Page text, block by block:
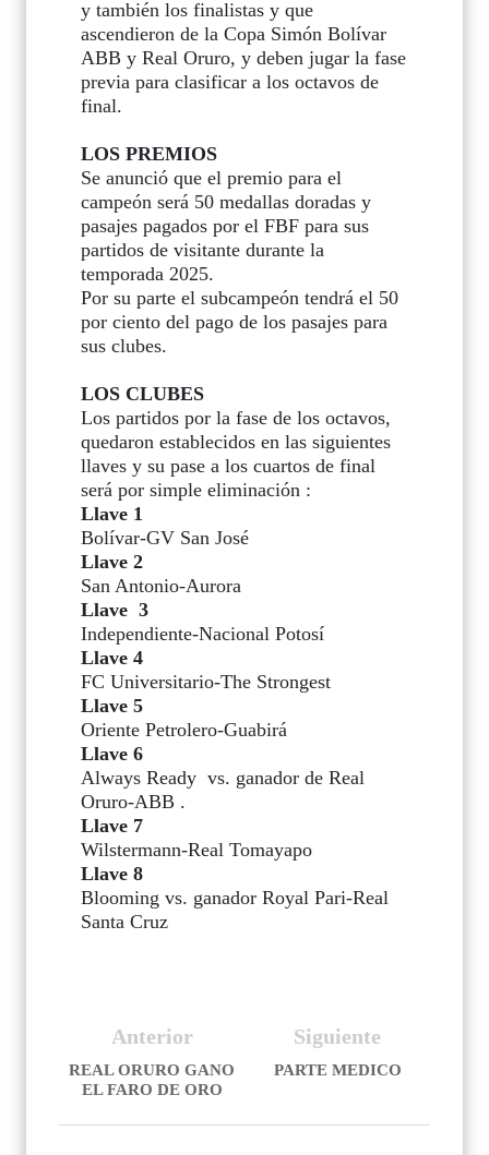
y también los finalistas y que
ascendieron de la Copa Simón Bolívar
ABB y Real Oruro, y deben jugar la fase
previa para clasificar a los octavos de
final.
LOS PREMIOS
Se anunció que el premio para el
campeón será 50 medallas doradas y
pasajes pagados por el FBF para sus
partidos de visitante durante la
temporada 2025.
Por su parte el subcampeón tendrá el 50
por ciento del pago de los pasajes para
sus clubes.
LOS CLUBES
Los partidos por la fase de los octavos,
quedaron establecidos en las siguientes
llaves y su pase a los cuartos de final
será por simple eliminación :
Llave 1
Bolívar-GV San José
Llave 2
San Antonio-Aurora
Llave 3
Independiente-Nacional Potosí
Llave 4
FC Universitario-The Strongest
Llave 5
Oriente Petrolero-Guabirá
Llave 6
Always Ready vs. ganador de Real
Oruro-ABB .
Llave 7
Wilstermann-Real Tomayapo
Llave 8
Blooming vs. ganador Royal Pari-Real
Santa Cruz
Siguiente
PARTE MEDICO
Anterior
REAL ORURO GANO
EL FARO DE ORO